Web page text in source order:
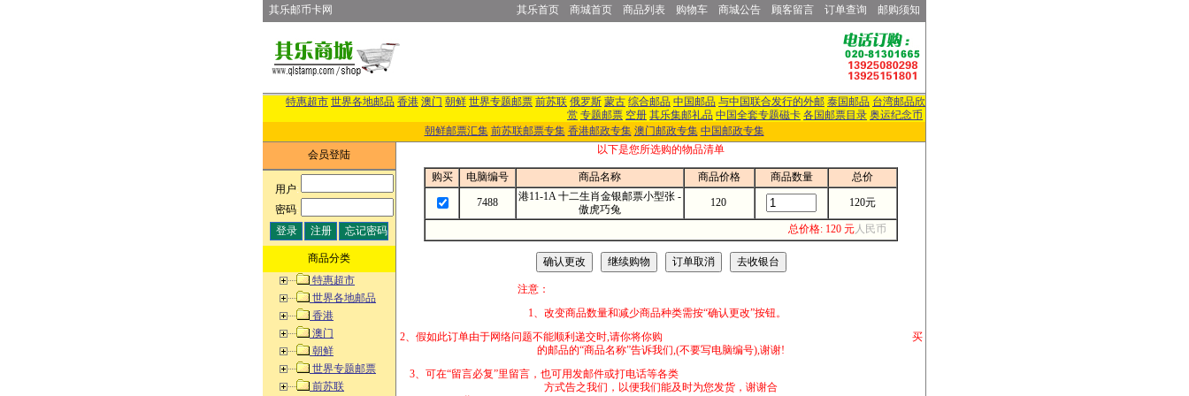
其乐邮币卡网 其乐首页 商城首页 商品列表 购物车 商城公告 顾客留言 订单查询 邮购须知
特惠超市 世界各地邮品 香港 澳门 朝鲜 世界专题邮票 前苏联 俄罗斯 蒙古 综合邮品 中国邮品 与中国联合发行的外邮 泰国邮品 台湾邮品欣
赏 专题邮票 空册 其乐集邮礼品 中国全套专题磁卡 各国邮票目录 奥运纪念币
朝鲜邮票汇集 前苏联邮票专集 香港邮政专集 澳门邮政专集 中国邮政专集
会员登陆
用户:
密码:
商品分类
特惠超市
世界各地邮品
香港
澳门
朝鲜
世界专题邮票
前苏联
以下是您所选购的物品清单
购买 电脑编号 商品名称 商品价格 商品数量 总价
7488
港11-1A 十二生肖金银邮票小型张 -
傲虎巧兔
120 120元
总价格: 120 元人民币
注意：
1、改变商品数量和减少商品种类需按“确认更改”按钮。
2、假如此订单由于网络问题不能顺利递交时,请你将你购 买
的邮品的“商品名称”告诉我们,(不要写电脑编号),谢谢!
3、可在“留言必复”里留言，也可用发邮件或打电话等各类
方式告之我们，以便我们能及时为您发货，谢谢合